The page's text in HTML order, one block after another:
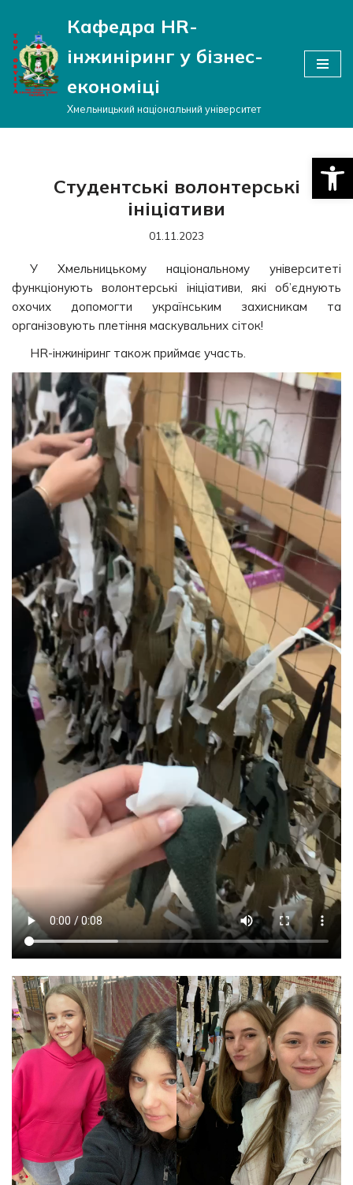
Перейти
до
вмісту
Кафедра HR-
інжиніринг у бізнес-
економіці
Хмельницький національний університет
Студентські волонтерські
ініціативи
01.11.2023
У Хмельницькому національному університеті
функціонують волонтерські ініціативи, які об’єднують
охочих допомогти українським захисникам та
організовують плетіння маскувальних сіток!
HR-інжиніринг також приймає участь.